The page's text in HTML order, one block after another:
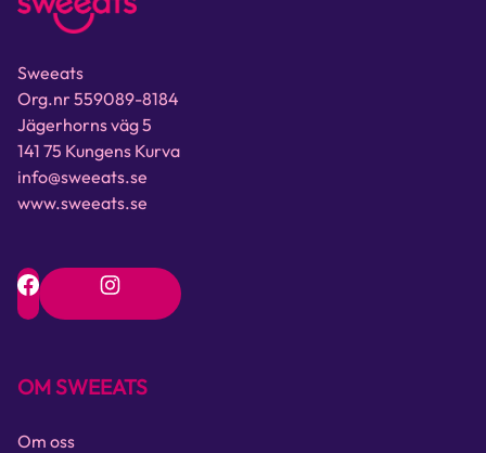
Sweeats
Org.nr 559089-8184
Jägerhorns väg 5
141 75 Kungens Kurva
info@sweeats.se
www.sweeats.se
OM SWEEATS
Om oss